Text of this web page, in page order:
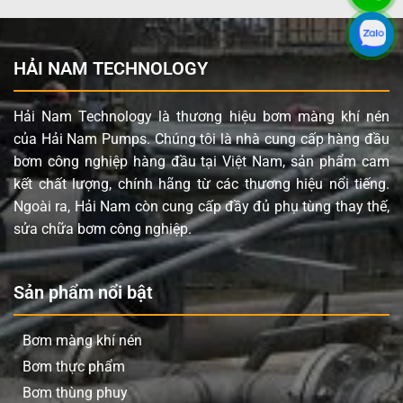
Ứng dụng sản phẩm Yamada NDP-
80BAT
Bơm màng Yamada NDP-80BAT được tin dùng trong
nhiều lĩnh vực công nghiệp nhờ tính linh hoạt và độ bền
cao:
Ngành hóa chất: Vận chuyển axit, bazơ, dung môi,
chất ăn mòn.
Ngành sơn và mực in: Bơm sơn, mực, chất pha
loãng.
Ngành dầu khí: Chuyển dầu, nhiên liệu, chất bôi
Xử lý nước và bùn: Vận chuyển bùn thải, nước thải
công nghiệp, chất mài mòn.
Sản xuất gốm sứ: Bơm bùn gốm, men.
Ngành thực phẩm và dược phẩm: Chuyển các loại
chất lỏng có độ nhớt cao, nguyên liệu sản xuất.
HẢI NAM TECHNOLOGY
Hải Nam Technology là thương hiệu bơm màng khí nén
của Hải Nam Pumps. Chúng tôi là nhà cung cấp hàng đầu
bơm công nghiệp hàng đầu tại Việt Nam, sản phẩm cam
kết chất lượng, chính hãng từ các thương hiệu nổi tiếng.
Ngoài ra, Hải Nam còn cung cấp đầy đủ phụ tùng thay thế,
sửa chữa bơm công nghiệp.
Sản phẩm nổi bật
Bơm màng khí nén
Bơm thực phẩm
Bơm thùng phuy